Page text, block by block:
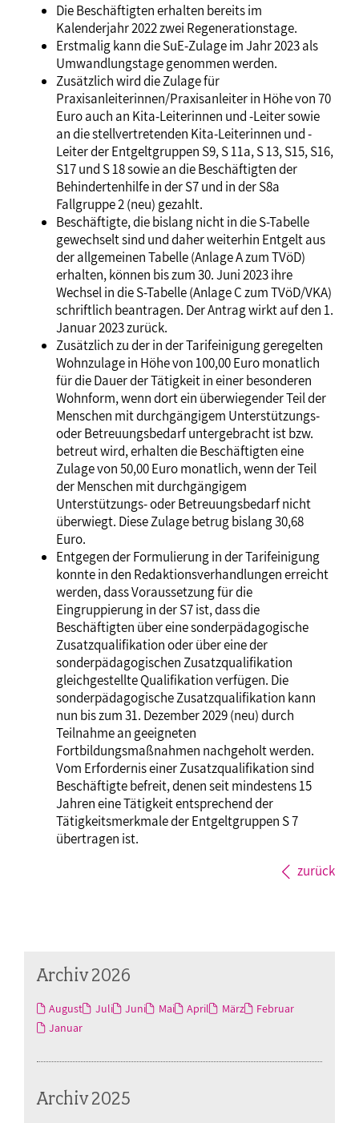
Die Beschäftigten erhalten bereits im
Kalenderjahr 2022 zwei Regenerationstage.
Erstmalig kann die SuE-Zulage im Jahr 2023 als
Umwandlungstage genommen werden.
Zusätzlich wird die Zulage für
Praxisanleiterinnen/Praxisanleiter in Höhe von 70
Euro auch an Kita-Leiterinnen und -Leiter sowie
an die stellvertretenden Kita-Leiterinnen und -
Leiter der Entgeltgruppen S9, S 11a, S 13, S15, S16,
S17 und S 18 sowie an die Beschäftigten der
Behindertenhilfe in der S7 und in der S8a
Fallgruppe 2 (neu) gezahlt.
Beschäftigte, die bislang nicht in die S-Tabelle
gewechselt sind und daher weiterhin Entgelt aus
der allgemeinen Tabelle (Anlage A zum TVöD)
erhalten, können bis zum 30. Juni 2023 ihre
Wechsel in die S-Tabelle (Anlage C zum TVöD/VKA)
schriftlich beantragen. Der Antrag wirkt auf den 1.
Januar 2023 zurück.
Zusätzlich zu der in der Tarifeinigung geregelten
Wohnzulage in Höhe von 100,00 Euro monatlich
für die Dauer der Tätigkeit in einer besonderen
Wohnform, wenn dort ein überwiegender Teil der
Menschen mit durchgängigem Unterstützungs-
oder Betreuungsbedarf untergebracht ist bzw.
betreut wird, erhalten die Beschäftigten eine
Zulage von 50,00 Euro monatlich, wenn der Teil
der Menschen mit durchgängigem
Unterstützungs- oder Betreuungsbedarf nicht
überwiegt. Diese Zulage betrug bislang 30,68
Euro.
Entgegen der Formulierung in der Tarifeinigung
konnte in den Redaktionsverhandlungen erreicht
werden, dass Voraussetzung für die
Eingruppierung in der S7 ist, dass die
Beschäftigten über eine sonderpädagogische
Zusatzqualifikation oder über eine der
sonderpädagogischen Zusatzqualifikation
gleichgestellte Qualifikation verfügen. Die
sonderpädagogische Zusatzqualifikation kann
nun bis zum 31. Dezember 2029 (neu) durch
Teilnahme an geeigneten
Fortbildungsmaßnahmen nachgeholt werden.
Vom Erfordernis einer Zusatzqualifikation sind
Beschäftigte befreit, denen seit mindestens 15
Jahren eine Tätigkeit entsprechend der
Tätigkeitsmerkmale der Entgeltgruppen S 7
übertragen ist.
zurück
Archiv 2026
August Juli Juni Mai April März
Februar
Januar
Archiv 2025